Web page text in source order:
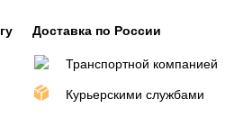
Доставка по России
Транспортной компанией
Курьерскими службами